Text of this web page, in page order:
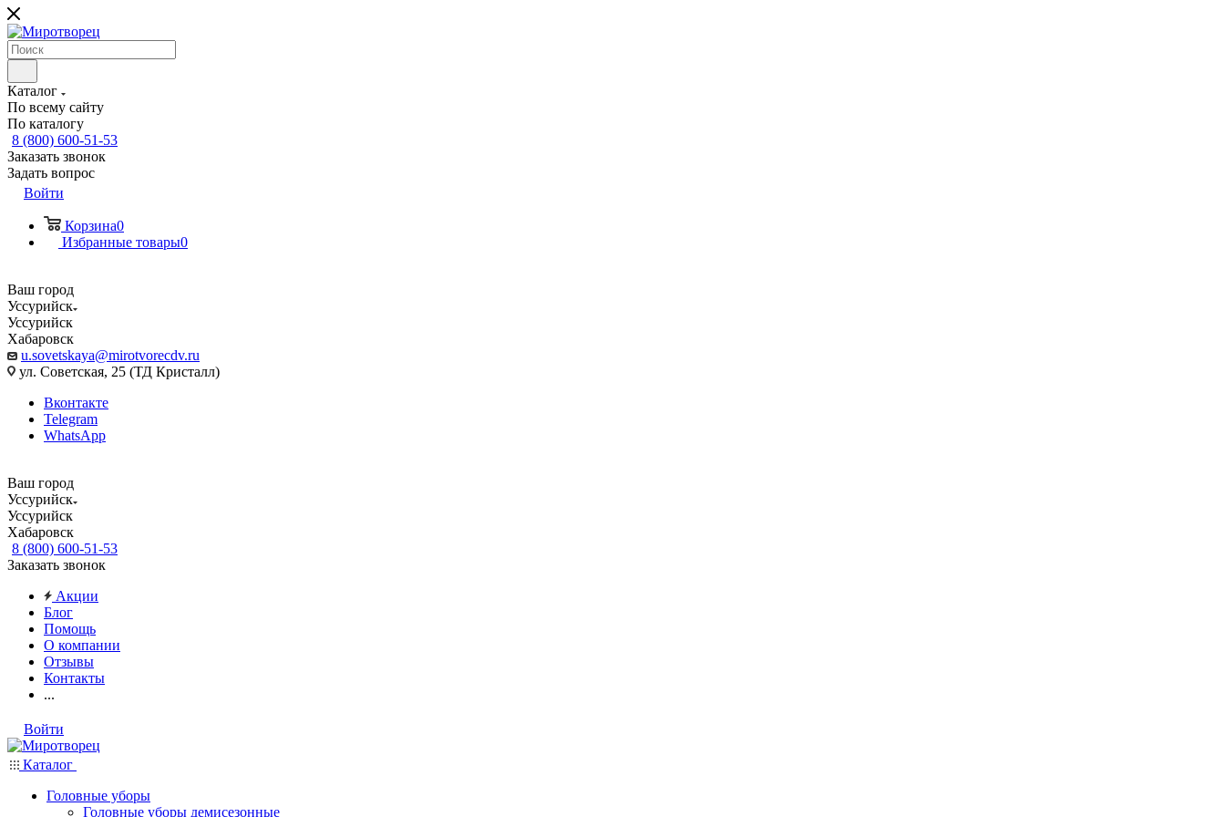
Каталог
По всему сайту
По каталогу
8 (800) 600-51-53
Заказать звонок
Задать вопрос
Войти
Корзина0
Избранные товары0
Ваш город
Уссурийск
Уссурийск
Хабаровск
u.sovetskaya@mirotvorecdv.ru
ул. Советская, 25 (ТД Кристалл)
Вконтакте
Telegram
WhatsApp
Ваш город
Уссурийск
Уссурийск
Хабаровск
8 (800) 600-51-53
Заказать звонок
Акции
Блог
Помощь
О компании
Отзывы
Контакты
...
Войти
Каталог
Головные уборы
Головные уборы демисезонные